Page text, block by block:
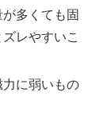
多くても固
レやすいこ
に弱いもの